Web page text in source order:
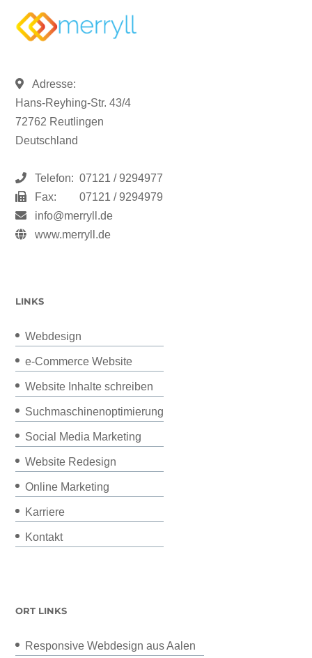
Adresse:
Hans-Reyhing-Str. 43/4
72762 Reutlingen
Deutschland
Telefon: 07121 / 9294977
Fax:
07121 / 9294979
info@merryll.de
www.merryll.de
LINKS
Webdesign
e-Commerce Website
Website Inhalte schreiben
Suchmaschinenoptimierung
Social Media Marketing
Website Redesign
Online Marketing
Karriere
Kontakt
ORT LINKS
Responsive Webdesign aus Aalen